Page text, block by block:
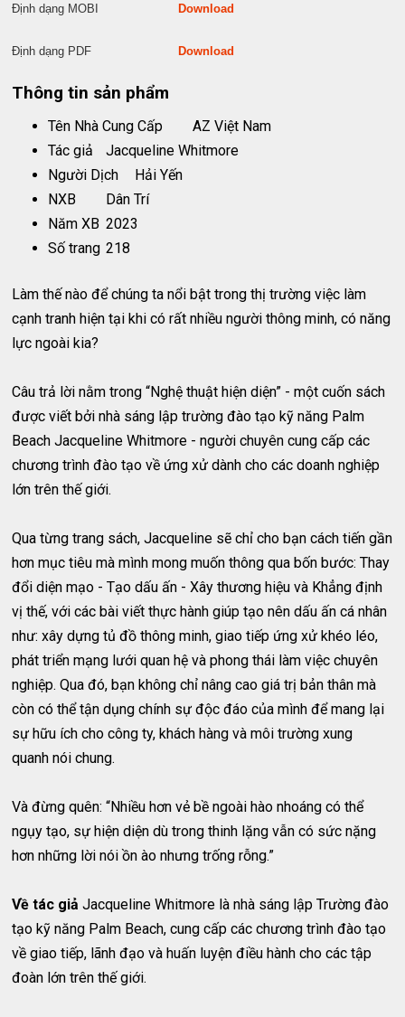
Định dạng MOBIDownload
Định dạng PDFDownload
Thông tin sản phẩm
Tên Nhà Cung Cấp
AZ Việt Nam
Tác giả
Jacqueline Whitmore
Người Dịch
Hải Yến
NXB
Dân Trí
Năm XB 2023
Số trang 218
Làm thế nào để chúng ta nổi bật trong thị trường việc làm
cạnh tranh hiện tại khi có rất nhiều người thông minh, có năng
lực ngoài kia?
Câu trả lời nằm trong “Nghệ thuật hiện diện” - một cuốn sách
được viết bởi nhà sáng lập trường đào tạo kỹ năng Palm
Beach Jacqueline Whitmore - người chuyên cung cấp các
chương trình đào tạo về ứng xử dành cho các doanh nghiệp
lớn trên thế giới.
Qua từng trang sách, Jacqueline sẽ chỉ cho bạn cách tiến gần
hơn mục tiêu mà mình mong muốn thông qua bốn bước: Thay
đổi diện mạo - Tạo dấu ấn - Xây thương hiệu và Khẳng định
vị thế, với các bài viết thực hành giúp tạo nên dấu ấn cá nhân
như: xây dựng tủ đồ thông minh, giao tiếp ứng xử khéo léo,
phát triển mạng lưới quan hệ và phong thái làm việc chuyên
nghiệp. Qua đó, bạn không chỉ nâng cao giá trị bản thân mà
còn có thể tận dụng chính sự độc đáo của mình để mang lại
sự hữu ích cho công ty, khách hàng và môi trường xung
quanh nói chung.
Và đừng quên: “Nhiều hơn vẻ bề ngoài hào nhoáng có thể
ngụy tạo, sự hiện diện dù trong thinh lặng vẫn có sức nặng
hơn những lời nói ồn ào nhưng trống rỗng.”
Về tác giảJacqueline Whitmore là nhà sáng lập Trường đào
tạo kỹ năng Palm Beach, cung cấp các chương trình đào tạo
về giao tiếp, lãnh đạo và huấn luyện điều hành cho các tập
đoàn lớn trên thế giới.